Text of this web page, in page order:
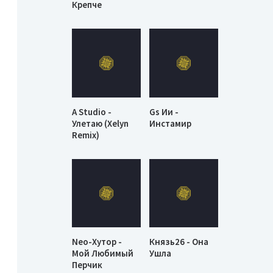
Крепче
A Studio -
Улетаю (Xelyn
Remix)
Gs Ии -
Инстамир
Neo-Хутор -
Мой Любимый
Перчик
Князь26 - Она
Ушла